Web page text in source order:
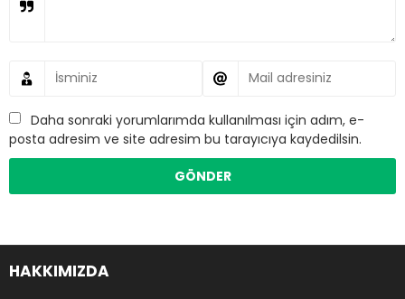
Daha sonraki yorumlarımda kullanılması için adım, e-
posta adresim ve site adresim bu tarayıcıya kaydedilsin.
HAKKIMIZDA